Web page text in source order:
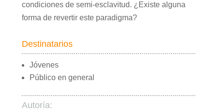
condiciones de semi-esclavitud. ¿Existe alguna
forma de revertir este paradigma?
Destinatarios
Jóvenes
Público en general
Autoría: